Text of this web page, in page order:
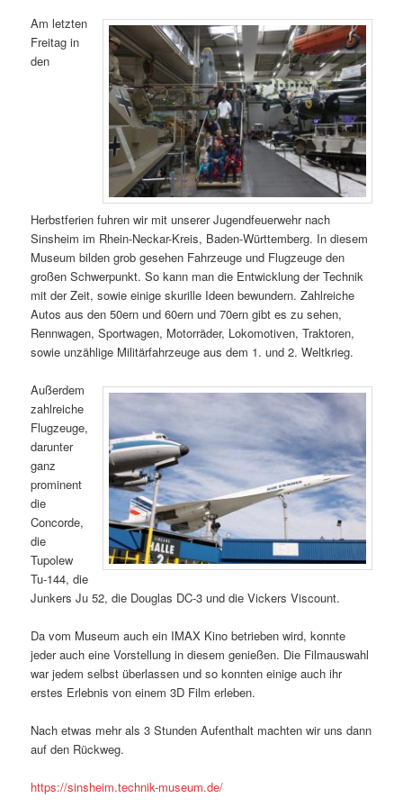
Am letzten
Freitag in
den
Herbstferien fuhren wir mit unserer Jugendfeuerwehr nach
Sinsheim im Rhein-Neckar-Kreis, Baden-Württemberg. In diesem
Museum bilden grob gesehen Fahrzeuge und Flugzeuge den
großen Schwerpunkt. So kann man die Entwicklung der Technik
mit der Zeit, sowie einige skurille Ideen bewundern. Zahlreiche
Autos aus den 50ern und 60ern und 70ern gibt es zu sehen,
Rennwagen, Sportwagen, Motorräder, Lokomotiven, Traktoren,
sowie unzählige Militärfahrzeuge aus dem 1. und 2. Weltkrieg.
Außerdem
zahlreiche
Flugzeuge,
darunter
ganz
prominent
die
Concorde,
die
Tupolew
Tu-144, die
Junkers Ju 52, die Douglas DC-3 und die Vickers Viscount.
Da vom Museum auch ein IMAX Kino betrieben wird, konnte
jeder auch eine Vorstellung in diesem genießen. Die Filmauswahl
war jedem selbst überlassen und so konnten einige auch ihr
erstes Erlebnis von einem 3D Film erleben.
Nach etwas mehr als 3 Stunden Aufenthalt machten wir uns dann
auf den Rückweg.
https://sinsheim.technik-museum.de/